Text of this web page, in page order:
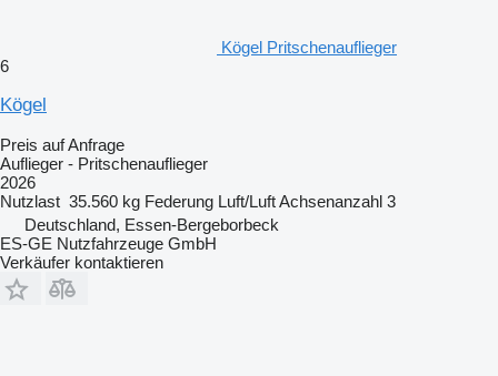
Kögel Pritschenauflieger
6
Kögel
Preis auf Anfrage
Auflieger - Pritschenauflieger
2026
Nutzlast 35.560 kg Federung Luft/LuftAchsenanzahl 3
Deutschland, Essen-Bergeborbeck
ES-GE Nutzfahrzeuge GmbH
Verkäufer kontaktieren